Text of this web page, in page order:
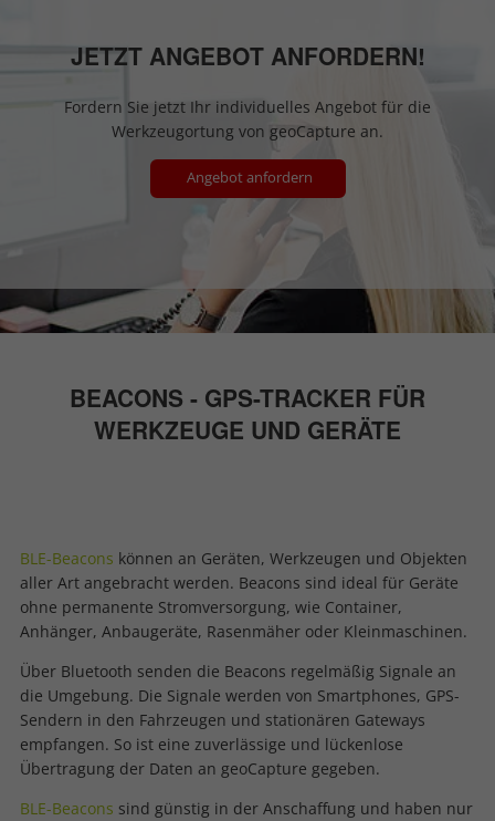
JETZT ANGEBOT ANFORDERN!
Fordern Sie jetzt Ihr individuelles Angebot für die
Werkzeugortung von geoCapture an.
Angebot anfordern
BEACONS - GPS-TRACKER FÜR
WERKZEUGE UND GERÄTE
BLE-Beacons können an Geräten, Werkzeugen und Objekten
aller Art angebracht werden. Beacons sind ideal für Geräte
ohne permanente Stromversorgung, wie Container,
Anhänger, Anbaugeräte, Rasenmäher oder Kleinmaschinen.
Über Bluetooth senden die Beacons regelmäßig Signale an
die Umgebung. Die Signale werden von Smartphones, GPS-
Sendern in den Fahrzeugen und stationären Gateways
empfangen. So ist eine zuverlässige und lückenlose
Übertragung der Daten an geoCapture gegeben.
BLE-Beacons sind günstig in der Anschaffung und haben nur